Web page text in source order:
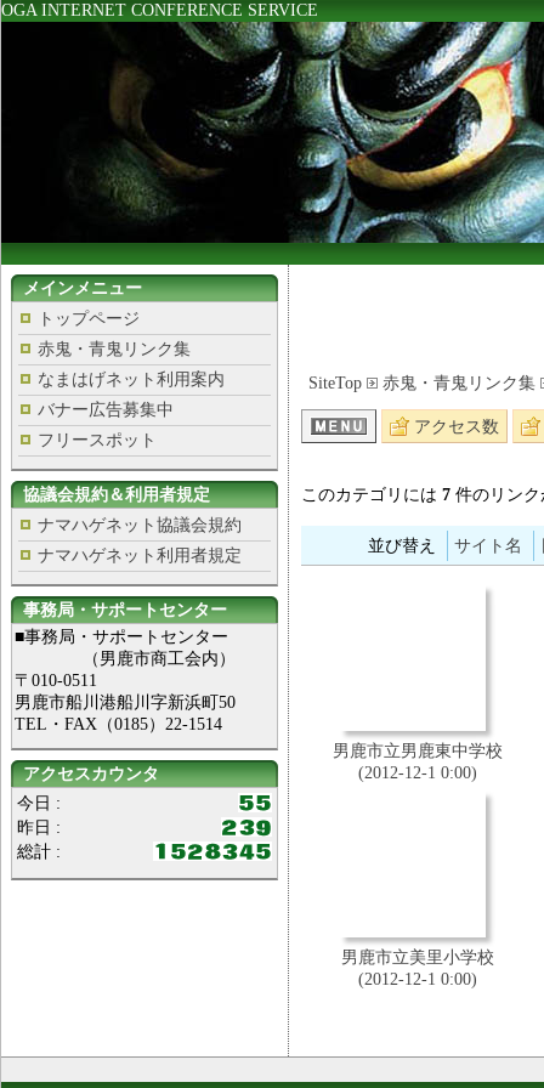
OGA INTERNET CONFERENCE SERVICE
メインメニュー
トップページ
赤鬼・青鬼リンク集
なまはげネット利用案内
バナー広告募集中
フリースポット
協議会規約＆利用者規定
ナマハゲネット協議会規約
ナマハゲネット利用者規定
事務局・サポートセンター
■事務局・サポートセンター
（男鹿市商工会内）
〒010-0511
男鹿市船川港船川字新浜町50
TEL・FAX（0185）22-1514
アクセスカウンタ
今日 :
昨日 :
総計 :
SiteTop 赤鬼・青鬼リンク集
アクセス数
このカテゴリには 7 件のリン
並び替え サイト名
男鹿市立男鹿東中学校
(2012-12-1 0:00)
男鹿市立美里小学校
(2012-12-1 0:00)